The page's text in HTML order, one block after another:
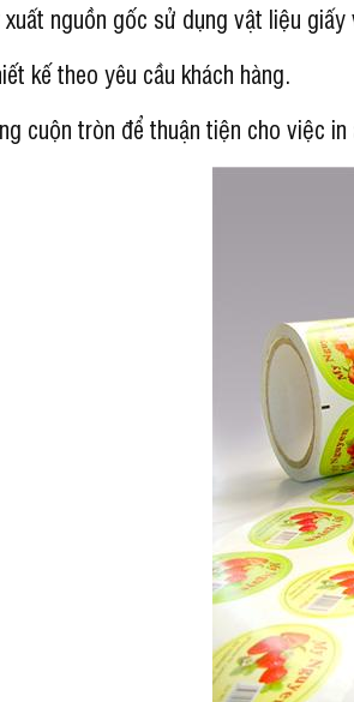
nguồn gốc sử dụng vật liệu giấy
kế theo yêu cầu khách hàng.
cuộn tròn để thuận tiện cho việc in